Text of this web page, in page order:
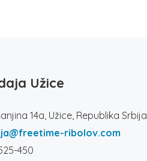
Užice
14a, Užice, Republika Srbija
ribolov.com
450